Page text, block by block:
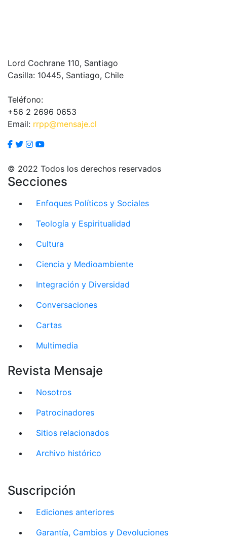
Lord Cochrane 110, Santiago
Casilla: 10445, Santiago, Chile
Teléfono:
+56 2 2696 0653
Email: rrpp@mensaje.cl
© 2022 Todos los derechos reservados
Secciones
Enfoques Políticos y Sociales
Teología y Espiritualidad
Cultura
Ciencia y Medioambiente
Integración y Diversidad
Conversaciones
Cartas
Multimedia
Revista Mensaje
Nosotros
Patrocinadores
Sitios relacionados
Archivo histórico
Suscripción
Ediciones anteriores
Garantía, Cambios y Devoluciones